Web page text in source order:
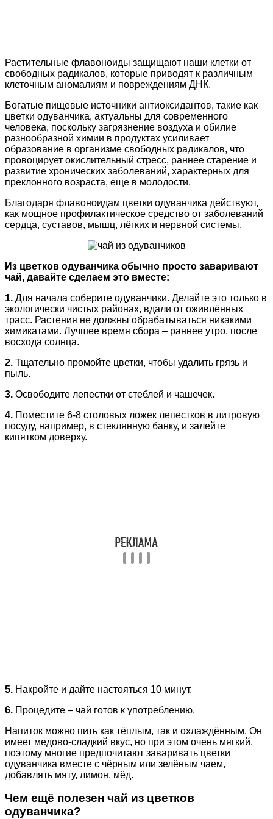
Растительные флавоноиды защищают наши клетки от
свободных радикалов, которые приводят к различным
клеточным аномалиям и повреждениям ДНК.
Богатые пищевые источники антиоксидантов, такие как
цветки одуванчика, актуальны для современного
человека, поскольку загрязнение воздуха и обилие
разнообразной химии в продуктах усиливает
образование в организме свободных радикалов, что
провоцирует окислительный стресс, раннее старение и
развитие хронических заболеваний, характерных для
преклонного возраста, еще в молодости.
Благодаря флавоноидам цветки одуванчика действуют,
как мощное профилактическое средство от заболеваний
сердца, суставов, мышц, лёгких и нервной системы.
Из цветков одуванчика обычно просто заваривают
чай, давайте сделаем это вместе:
1. Для начала соберите одуванчики. Делайте это только в
экологически чистых районах, вдали от оживлённых
трасс. Растения не должны обрабатываться никакими
химикатами. Лучшее время сбора – раннее утро, после
восхода солнца.
2. Тщательно промойте цветки, чтобы удалить грязь и
пыль.
3. Освободите лепестки от стеблей и чашечек.
4. Поместите 6-8 столовых ложек лепестков в литровую
посуду, например, в стеклянную банку, и залейте
кипятком доверху.
5. Накройте и дайте настояться 10 минут.
6. Процедите – чай готов к употреблению.
Напиток можно пить как тёплым, так и охлаждённым. Он
имеет медово-сладкий вкус, но при этом очень мягкий,
поэтому многие предпочитают заваривать цветки
одуванчика вместе с чёрным или зелёным чаем,
добавлять мяту, лимон, мёд.
Чем ещё полезен чай из цветков
одуванчика?